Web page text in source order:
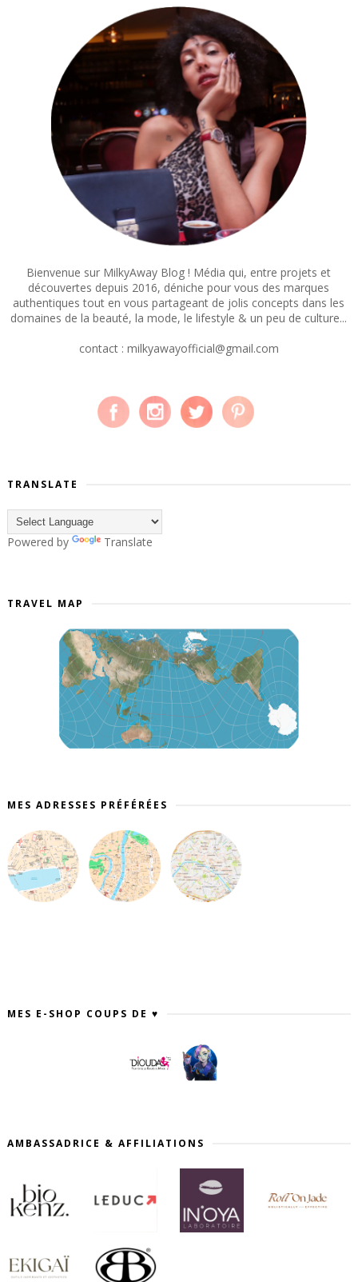
Bienvenue sur MilkyAway Blog ! Média qui, entre projets et
découvertes depuis 2016, déniche pour vous des marques
authentiques tout en vous partageant de jolis concepts dans les
domaines de la beauté, la mode, le lifestyle & un peu de culture...
contact : milkyawayofficial@gmail.com
TRANSLATE
Powered by Translate
TRAVEL MAP
MES ADRESSES PRÉFÉRÉES
MES E-SHOP COUPS DE ♥
AMBASSADRICE & AFFILIATIONS